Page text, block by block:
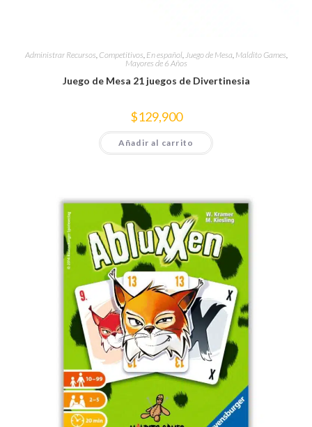
Administrar Recursos, Competitivos, En español,Juego de Mesa, Maldito Games,
Mayores de 6 Años
Juego de Mesa 21 juegos de Divertinesia
$129,900
Añadir al carrito